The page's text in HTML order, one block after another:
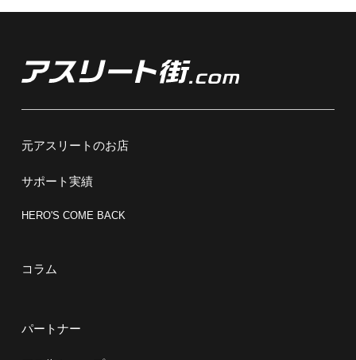
元アスリートのお店
サポート実績
HERO'S COME BACK
コラム
パートナー